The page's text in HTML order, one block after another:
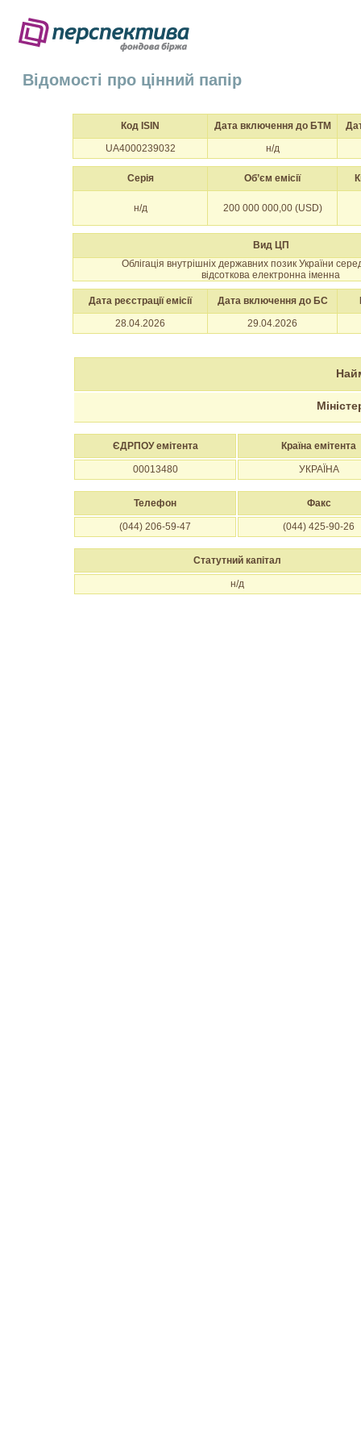
Відомості про цінний папір
Код ISIN Дата включення до БТМ
UA4000239032
н/д
Серія Об’єм емісії
н/д 200 000 000,00 (USD)
Вид ЦП
Облігація внутрішніх державних позик України
відсоткова електронна іменна
Дата реєстрації емісії Дата включення до БС
28.04.2026
29.04.2026
ЄДРПОУ емітента Країна емітента
00013480 УКРАЇНА
Телефон Факс
(044) 206-59-47 (044) 425-90-26
Статутний капітал
н/д